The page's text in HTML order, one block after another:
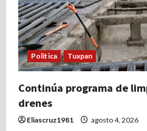
Politica Tuxpan
Continúa programa de
drenes
Eliascruz1981 agosto 4, 2026